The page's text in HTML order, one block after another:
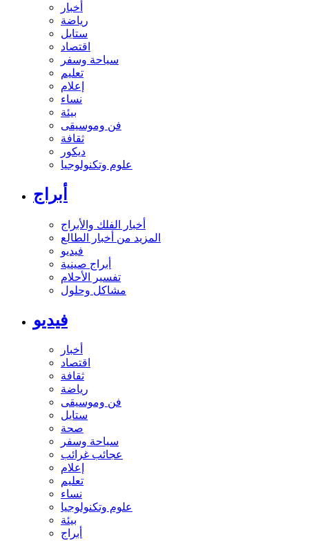
أخبار
رياضة
ستايل
اقتصاد
سياحة وسفر
تعليم
إعلام
نساء
بيئة
فن وموسيقى
ثقافة
ديكور
علوم وتكنولوجيا
أبراج
أخبار الفلك والأبراج
المزيد من أخبار الطالع
فيديو
أبراج صينية
تفسير الأحلام
مشاكل وحلول
فيديو
أخبار
اقتصاد
ثقافة
رياضة
فن وموسيقى
ستايل
صحة
سياحة وسفر
عجائب غرائب
إعلام
تعليم
نساء
علوم وتكنولوجيا
بيئة
أبراج